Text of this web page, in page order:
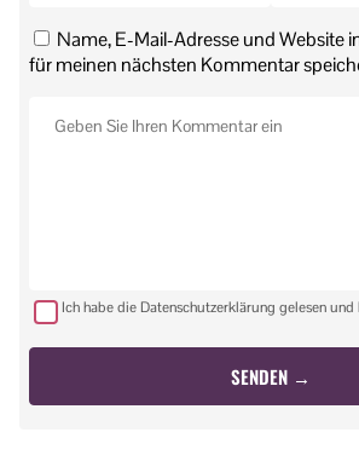
Name, E-Mail-Adresse und Website
für meinen nächsten Kommentar
Ich habe die Datenschutzerklärung gelesen